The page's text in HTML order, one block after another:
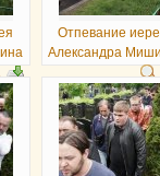
Отпевание
Александра